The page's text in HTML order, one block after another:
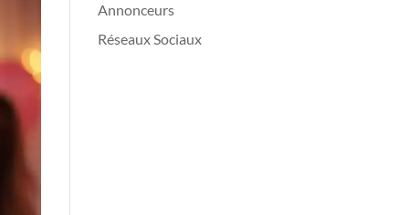
Annonceurs
Réseaux Sociaux